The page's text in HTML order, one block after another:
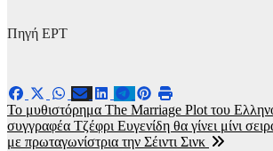
Πηγή ΕΡΤ
Πλοήγηση
άρθρων
Το μυθιστόρημα The Marriage Plot του
συγγραφέα Τζέφρι Ευγενίδη θα γίνει μίνι
με πρωταγωνίστρια την Σέιντι Σινκ